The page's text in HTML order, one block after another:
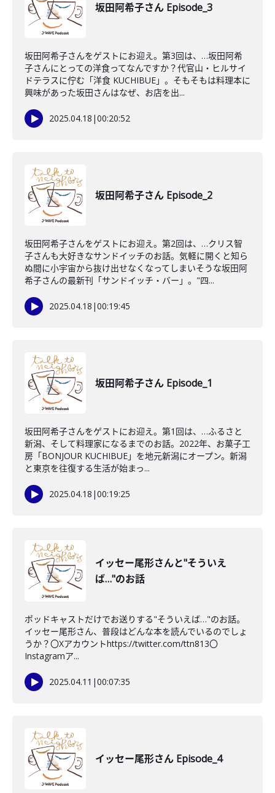
坂田阿希子さん Episode_3
坂田阿希子さんをゲストにお迎え。第3回は、…坂田阿希
子さんにとっての洋食ってなんですか？代官山・ヒルサイ
ドテラスに佇む「洋食 KUCHIBUE」。そもそもは料理本に
興味があった坂田さんはなぜ、お店を出...
2025.04.18 |00:20:52
坂田阿希子さん Episode_2
坂田阿希子さんをゲストにお迎え。第2回は、…クリス智
子さんも大好きなサンドイッチのお話。気軽に開くと知ら
ぬ間に小宇宙から抜け出せなくなってしまいそうな坂田阿
希子さんの最新刊「サンドイッチ・バー」。"四...
2025.04.18 |00:19:45
坂田阿希子さん Episode_1
坂田阿希子さんをゲストにお迎え。第1回は、…ふるさと
新潟、そして料理家になるまでのお話。2022年、お菓子工
房「BONJOUR KUCHIBUE」を地元新潟にオープン。新潟
と東京を往復する生活が始まっ...
2025.04.18 |00:19:25
イッセー尾形さんと"そういえ
ば…"のお話
ポッドキャストだけでお送りする"そういえば…"のお話。
イッセー尾形さん、普段はどんな本を読んでいるのでしょ
うか？〇Xアカウントhttps://twitter.com/ttn813〇
Instagramア...
2025.04.11 |00:07:35
イッセー尾形さん Episode_4